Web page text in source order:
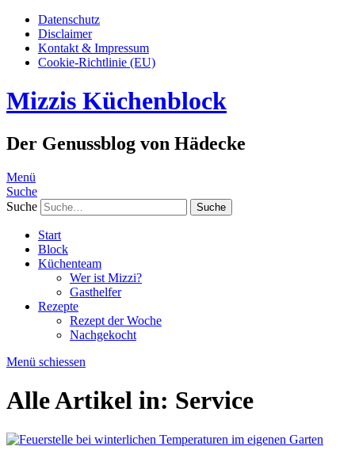
Datenschutz
Disclaimer
Kontakt & Impressum
Cookie-Richtlinie (EU)
Mizzis Küchenblock
Der Genussblog von Hädecke
Menü
Suche
Suche
Start
Block
Küchenteam
Wer ist Mizzi?
Gasthelfer
Rezepte
Rezept der Woche
Nachgekocht
Menü schiessen
Alle Artikel in: Service